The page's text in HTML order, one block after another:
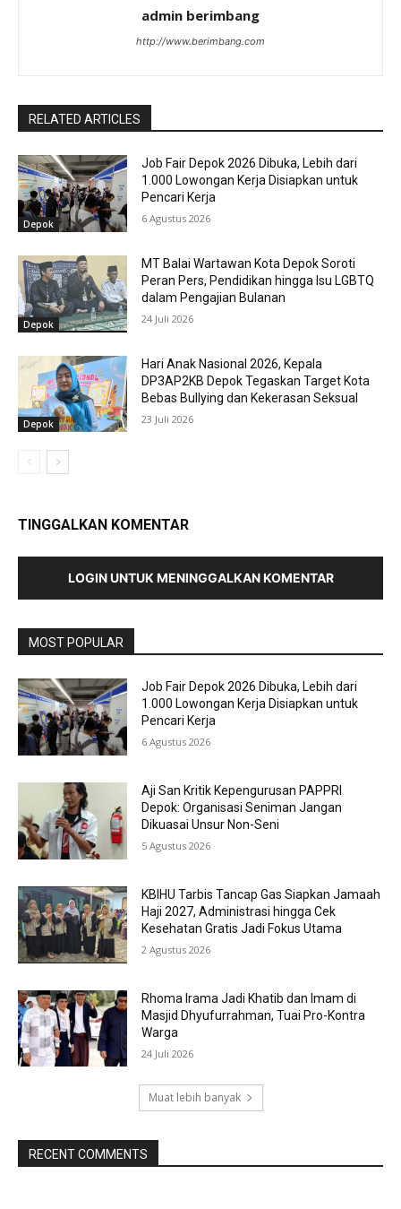
admin berimbang
http://www.berimbang.com
RELATED ARTICLES
Depok
Job Fair Depok 2026 Dibuka, Lebih dari
1.000 Lowongan Kerja Disiapkan untuk
Pencari Kerja
6 Agustus 2026
Depok
MT Balai Wartawan Kota Depok Soroti
Peran Pers, Pendidikan hingga Isu LGBTQ
dalam Pengajian Bulanan
24 Juli 2026
Depok
Hari Anak Nasional 2026, Kepala
DP3AP2KB Depok Tegaskan Target Kota
Bebas Bullying dan Kekerasan Seksual
23 Juli 2026
TINGGALKAN KOMENTAR
LOGIN UNTUK MENINGGALKAN KOMENTAR
MOST POPULAR
Job Fair Depok 2026 Dibuka, Lebih dari
1.000 Lowongan Kerja Disiapkan untuk
Pencari Kerja
6 Agustus 2026
Aji San Kritik Kepengurusan PAPPRI
Depok: Organisasi Seniman Jangan
Dikuasai Unsur Non-Seni
5 Agustus 2026
KBIHU Tarbis Tancap Gas Siapkan Jamaah
Haji 2027, Administrasi hingga Cek
Kesehatan Gratis Jadi Fokus Utama
2 Agustus 2026
Rhoma Irama Jadi Khatib dan Imam di
Masjid Dhyufurrahman, Tuai Pro-Kontra
Warga
24 Juli 2026
Muat lebih banyak
RECENT COMMENTS